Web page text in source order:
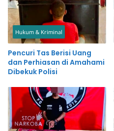
Hukum & Kriminal
Pencuri Tas Berisi Uang
dan Perhiasan di Amahami
Dibekuk Polisi